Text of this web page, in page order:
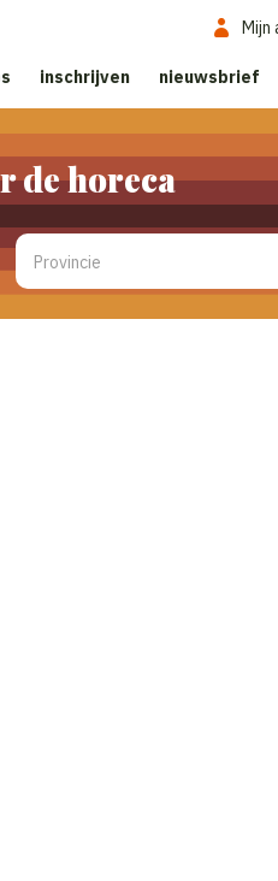
Mijn
inschrijven nieuwsbrief
de horeca